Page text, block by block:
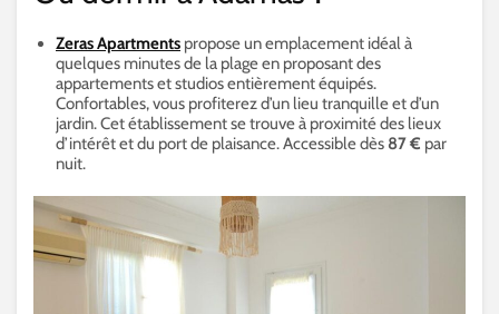
Zeras Apartments propose un emplacement idéal à
quelques minutes de la plage en proposant des
appartements et studios entièrement équipés.
Confortables, vous profiterez d’un lieu tranquille et d’un
jardin. Cet établissement se trouve à proximité des lieux
d’intérêt et du port de plaisance. Accessible dès 87 € par
nuit.